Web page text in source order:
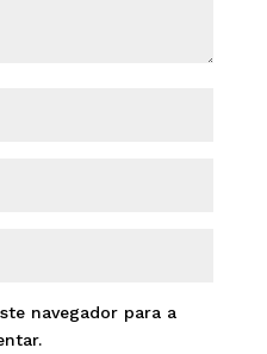
navegador para a